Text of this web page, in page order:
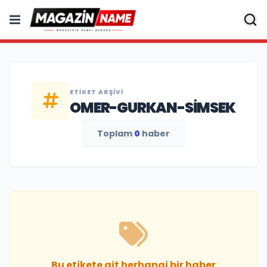
ETIKET ARŞIVI
OMER-GURKAN-SIMSEK
Toplam 0 haber